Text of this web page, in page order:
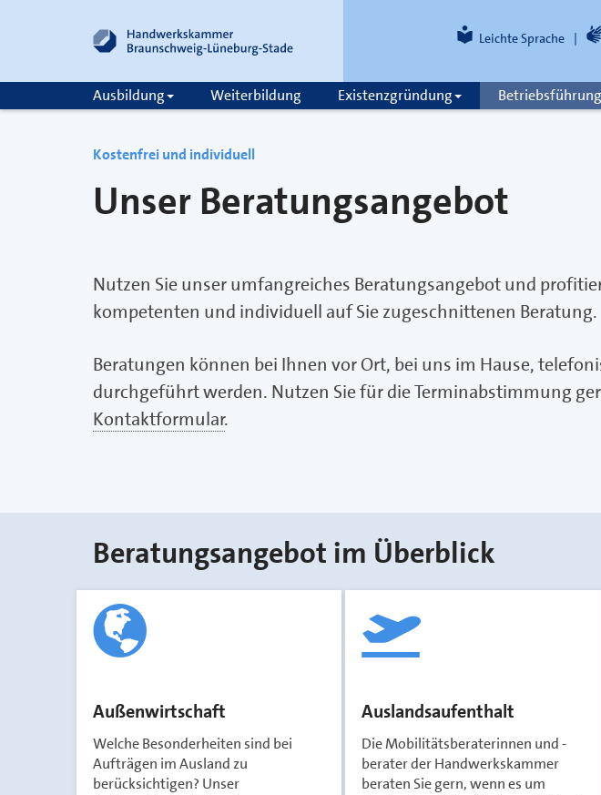
zum
zur
Leichte Sprache
Ausbildung Weiterbildung Existenzgründung Betriebsführung
Kostenfrei und individuell
Unser Beratungsangebot
Nutzen Sie unser umfangreiches Beratungsangebot und
kompetenten und individuell auf Sie zugeschnittenen Beratung.
Beratungen können bei Ihnen vor Ort, bei uns im Hause,
durchgeführt werden. Nutzen Sie für die Terminabstimmung
Kontaktformular.
Beratungsangebot im Überblick
Außenwirtschaft
Welche Besonderheiten sind bei
Aufträgen im Ausland zu
berücksichtigen? Unser
Auslandsaufenthalt
Die Mobilitätsberaterinnen und -
berater der Handwerkskammer
beraten Sie gern, wenn es um